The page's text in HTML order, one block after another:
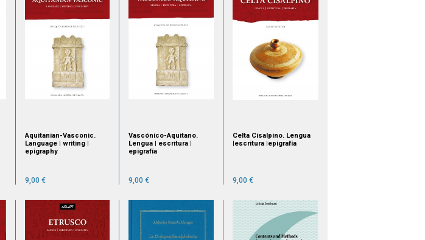
Aquitanian-Vasconic.
Language | writing |
epigraphy
9,00 €
Vascónico-Aquitano.
Lengua | escritura |
epigrafía
9,00 €
Celta Cisalpino. Lengua
|escritura |epigrafía
9,00 €